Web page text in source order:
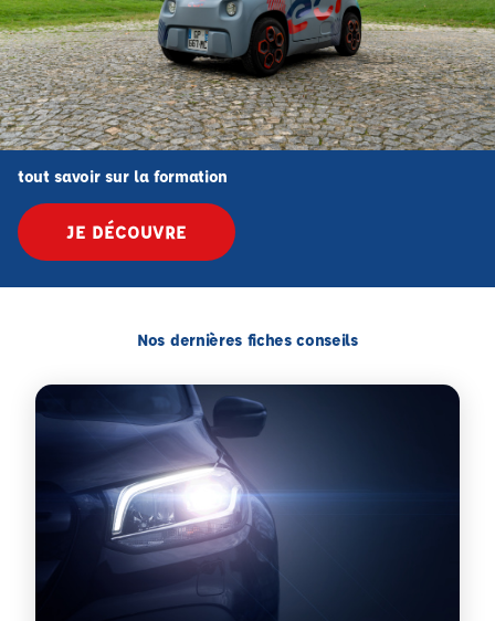
tout savoir sur la formation
JE DÉCOUVRE
Nos dernières fiches conseils